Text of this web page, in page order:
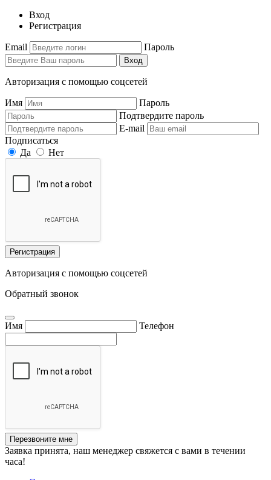
Вход
Регистрация
Email Пароль
Вход
Авторизация с помощью соцсетей
Имя
Пароль
Подтвердите пароль
E-mail
Подписаться
Да
Нет
Регистрация
Авторизация с помощью соцсетей
Обратный звонок
Имя Телефон
Перезвоните мне
Заявка принята, наш менеджер свяжется с вами в течении
часа!